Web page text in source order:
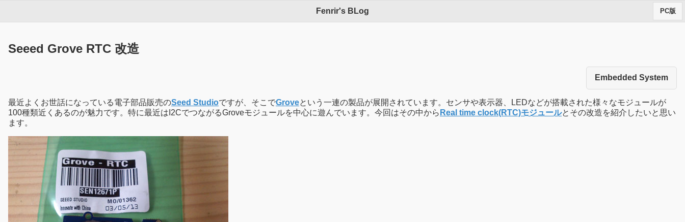
Fenrir's BLog PC版
Seeed Grove RTC 改造
Embedded System
最近よくお世話になっている電子部品販売のSeed Studioですが、そこでGroveという一連の製品が展開されています。センサや表示器、LEDなどが搭載された様々なモジュールが
100種類近くあるのが魅力です。特に最近はI2CでつながるGroveモジュールを中心に遊んでいます。今回はその中から Real time clock(RTC)モジュールとその改造を紹介したいと思い
ます。